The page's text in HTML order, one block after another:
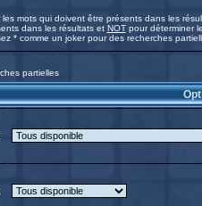
mots qui doivent être présents dans les
dans les résultats et NOTpour déterminer
* comme un joker pour des recherches
partielles